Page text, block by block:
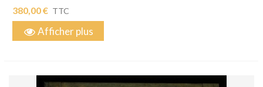
380,00 € TTC
Afficher plus